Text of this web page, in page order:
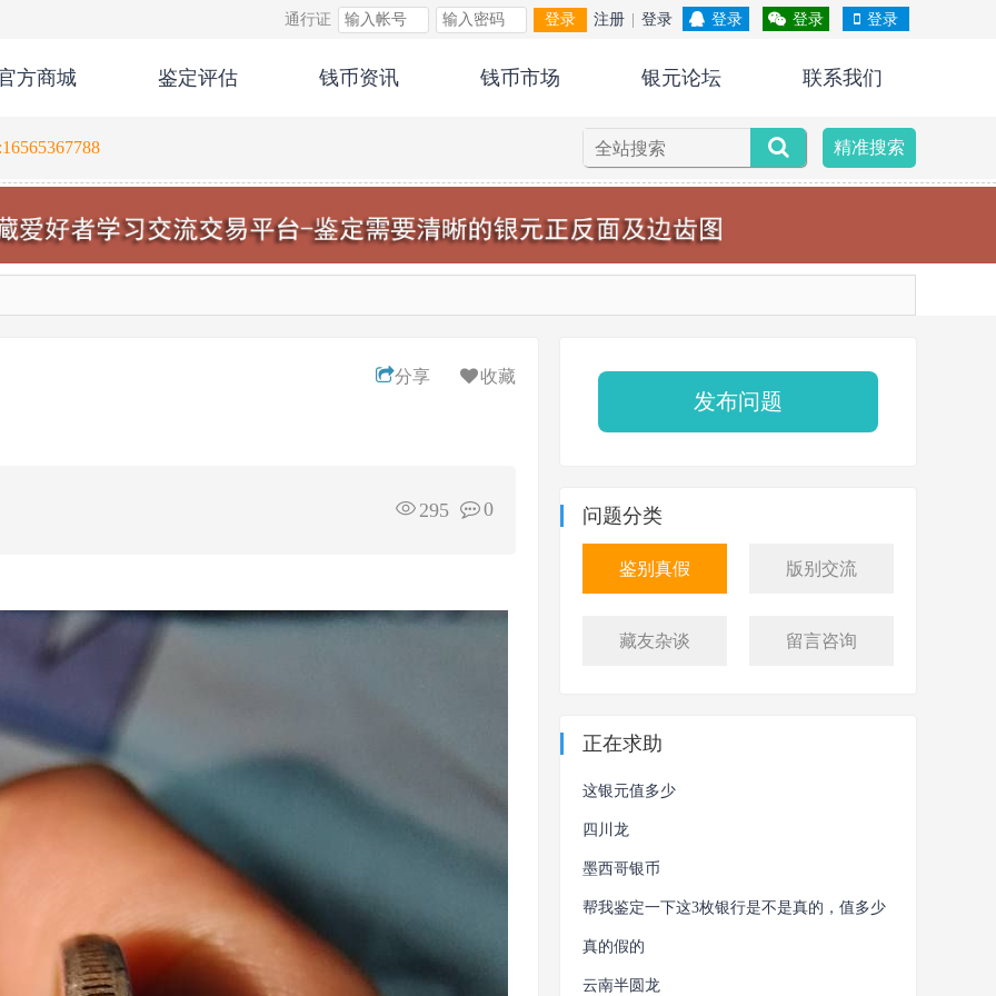
通行证 登录 注册 登录 登录 登录 登录
方商城 鉴定评估 钱币资讯 钱币市场 银元论坛 联系我们
精准搜索
分享 收藏
295 0
发布问题
问题分类
鉴别真假 版别交流
藏友杂谈 留言咨询
正在求助
这银元值多少
四川龙
墨西哥银币
帮我鉴定一下这3枚银行是不是真的，值多少
钱
真的假的
云南半圆龙